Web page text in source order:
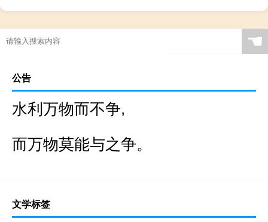
☚
公告
水利万物而不争,
而万物莫能与之争。
文学标签